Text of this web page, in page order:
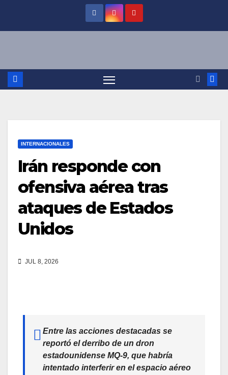
INTERNACIONALES
Irán responde con
ofensiva aérea tras
ataques de Estados
Unidos
JUL 8, 2026
Entre las acciones destacadas se
reportó el derribo de un dron
estadounidense MQ-9, que habría
intentado interferir en el espacio aéreo